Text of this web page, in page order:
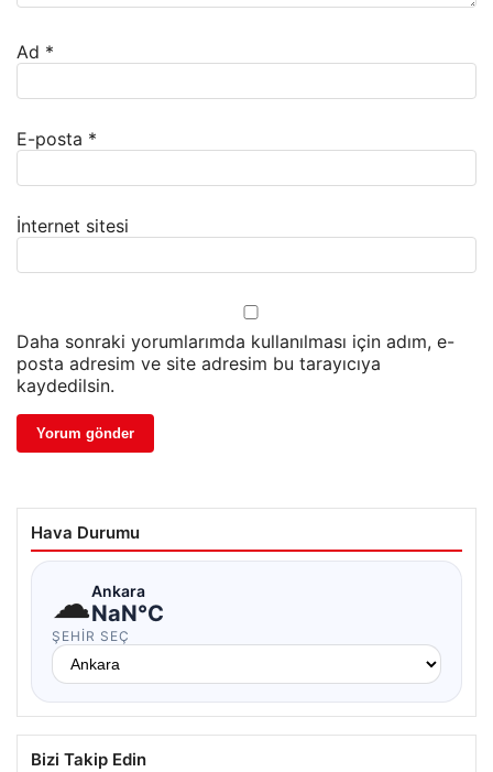
Ad *
E-posta *
İnternet sitesi
Daha sonraki yorumlarımda kullanılması için adım, e-
posta adresim ve site adresim bu tarayıcıya
kaydedilsin.
Hava Durumu
☁Ankara
NaN°C
ŞEHIR SEÇ
Bizi Takip Edin